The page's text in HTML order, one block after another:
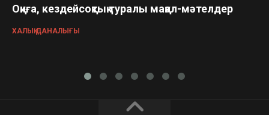
Оқиға, кездейсоқтық туралы мақал-мәтелдер
ХАЛЫҚ ДАНАЛЫҒЫ